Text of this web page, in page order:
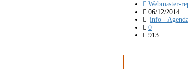
Webmaster-
06/12/2014
|info - Agenda|
0
913